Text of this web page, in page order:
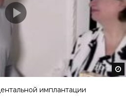
имплантации